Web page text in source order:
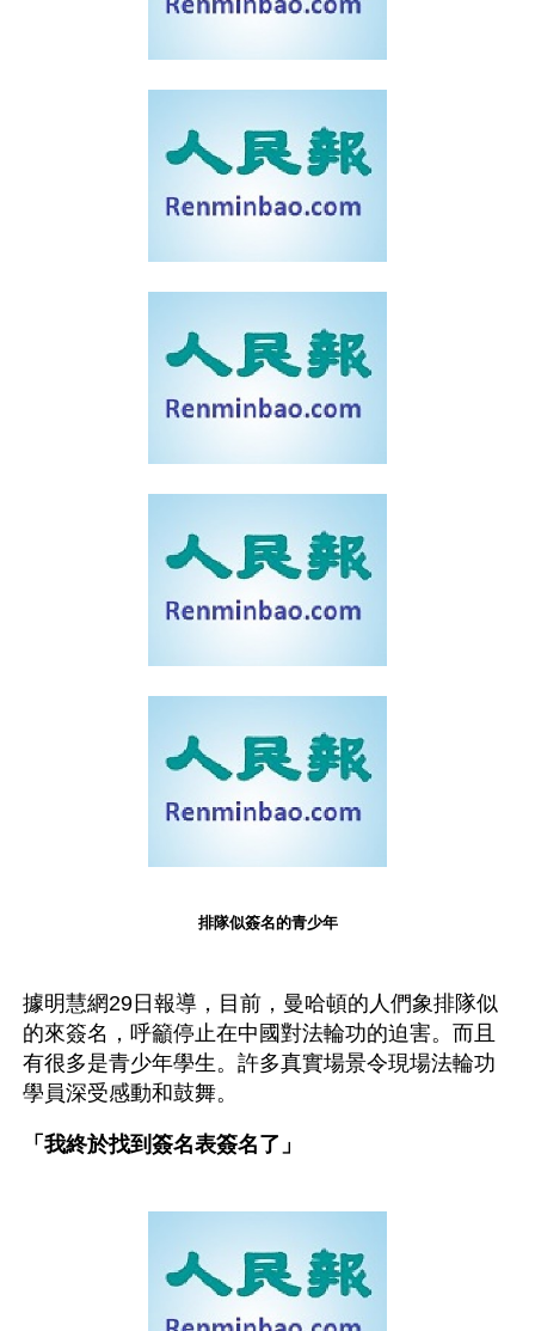
排隊似簽名的青少年
據明慧網29日報導，目前，曼哈頓的人們象排隊似
的來簽名，呼籲停止在中國對法輪功的迫害。而且
有很多是青少年學生。許多真實場景令現場法輪功
學員深受感動和鼓舞。
「我終於找到簽名表簽名了」